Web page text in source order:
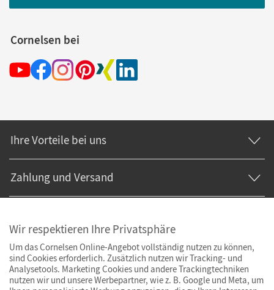
Cornelsen bei
Ihre Vorteile bei uns
Zahlung und Versand
Wir respektieren Ihre Privatsphäre
Um das Cornelsen Online-Angebot vollständig nutzen zu können,
sind Cookies erforderlich. Zusätzlich nutzen wir Tracking- und
Analysetools. Marketing Cookies und andere Trackingtechniken
nutzen wir und unsere Werbepartner, wie z. B. Google und Meta, um